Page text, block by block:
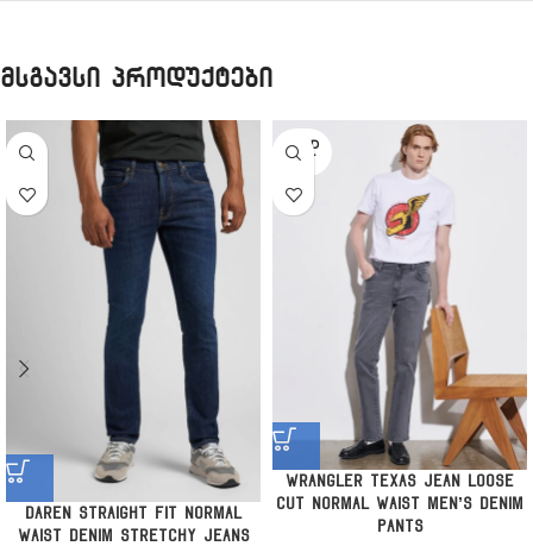
მსგავსი პროდუქტები
Daren Straight Fit Normal
Waist Denim Stretchy Jeans
SOLD
OUT
Wrangler Texas Jean Loose
Cut Normal Waist Men’s Denim
Pants